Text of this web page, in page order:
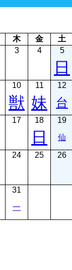
木 金
土
3 4 5
日
10
獣
11
妹
12
台
17 18
日
19
仙
24 25 26
31
一